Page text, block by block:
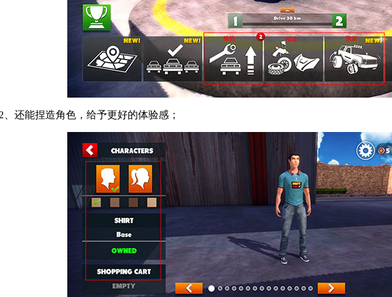
2、还能捏造角色，给予更好的体验感；